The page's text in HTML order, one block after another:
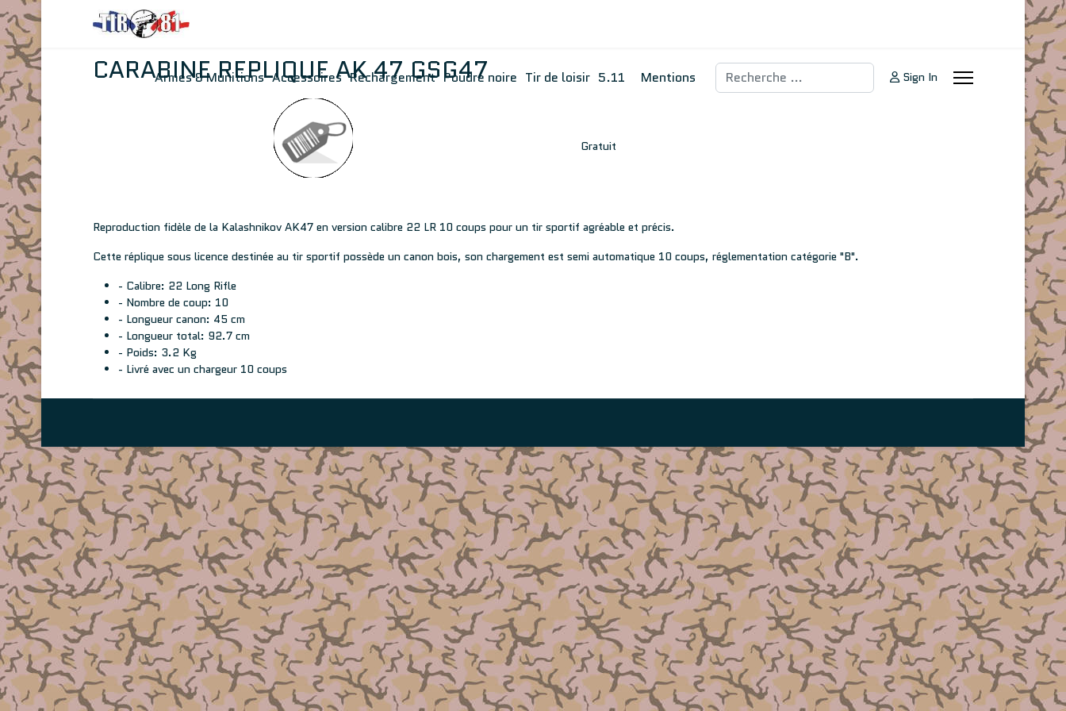
Armes & Munitions Accessoires Rechargement Poudre noire Tir de loisir 5.11 Mentions Rechercher Sign In
CARABINE REPLIQUE AK 47 GSG47
Gratuit
Reproduction fidèle de la Kalashnikov AK47 en version calibre 22 LR 10 coups pour un tir sportif agréable et précis.
Cette réplique sous licence destinée au tir sportif possède un canon bois, son chargement est semi automatique 10 coups, réglementation catégorie "B".
- Calibre: 22 Long Rifle
- Nombre de coup: 10
- Longueur canon: 45 cm
- Longueur total: 92.7 cm
- Poids: 3.2 Kg
- Livré avec un chargeur 10 coups